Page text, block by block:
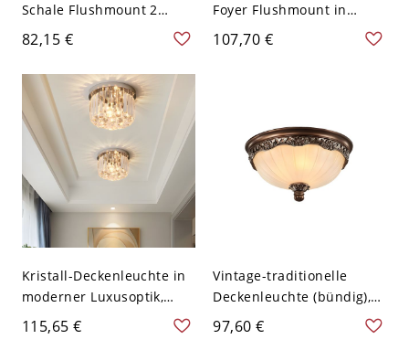
Schale Flushmount 2
Glühbirnen Weiß
geripptes Glas Flush
Mount Deckenleuchte in
Schwarz - Schwarz 110V-
120V
82,15 €
Foyer Flushmount in
Schwarz mit Kuppel aus
klarem prismatischem
107,70 €
Kristall-Deckenleuchte in
moderner Luxusoptik,
geometrische Form,
Edelstahl-Deckenlampe -
115,65 €
Vintage-traditionelle
Deckenleuchte (bündig),
verzierter geschnitzter
Harzrahmen mit
97,60 €